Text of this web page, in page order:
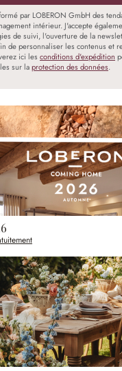
par LOBERON GmbH des
intérieur. J'accepte
de suivi, l'ouverture de la
de personnaliser les contenus et
ici les conditions d'expédition
sur laprotection des données.